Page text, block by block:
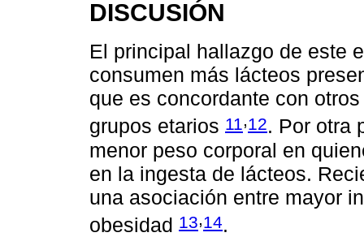
DISCUSIÓN
El principal hallazgo de este
consumen más lácteos
que es concordante con
grupos etarios 11 ,12. Por otra
menor peso corporal en
en la ingesta de lácteos.
una asociación entre mayor
obesidad 13,14.